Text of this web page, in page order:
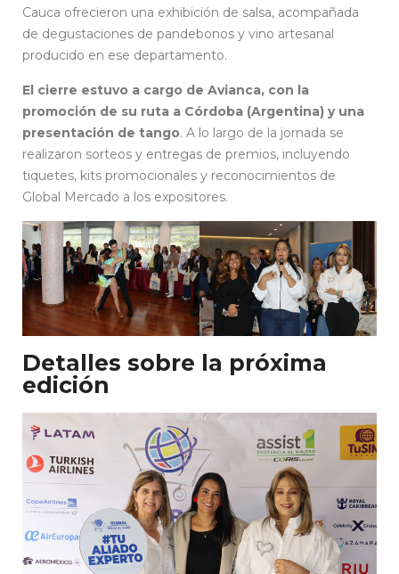
Cauca ofrecieron una exhibición de salsa, acompañada
de degustaciones de pandebonos y vino artesanal
producido en ese departamento.
El cierre estuvo a cargo de Avianca, con la
promoción de su ruta a Córdoba (Argentina) y una
presentación de tango. A lo largo de la jornada se
realizaron sorteos y entregas de premios, incluyendo
tiquetes, kits promocionales y reconocimientos de
Global Mercado a los expositores.
Detalles sobre la próxima
edición